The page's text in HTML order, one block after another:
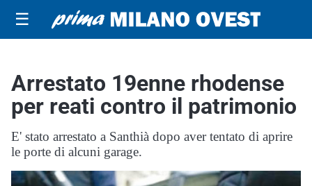
☰
Arrestato 19enne rhodense
per reati contro il patrimonio
E' stato arrestato a Santhià dopo aver tentato di aprire
le porte di alcuni garage.